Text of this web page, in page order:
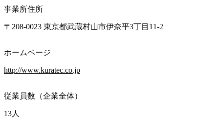
事業所住所
〒208-0023 東京都武蔵村山市伊奈平3丁目11-2
ホームページ
http://www.kuratec.co.jp
従業員数（企業全体）
13人